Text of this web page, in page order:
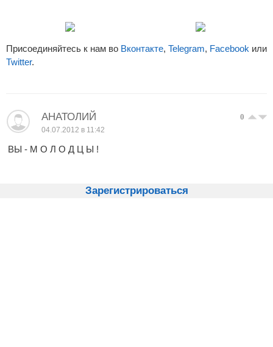
Присоединяйтесь к нам во Вконтакте, Telegram, Facebook или
Twitter.
АНАТОЛИЙ 0
04.07.2012 в 11:42
ВЫ - М О Л О Д Ц Ы !
Зарегистрироваться